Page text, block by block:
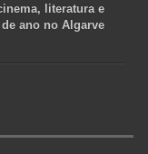
literatura e
ano no Algarve